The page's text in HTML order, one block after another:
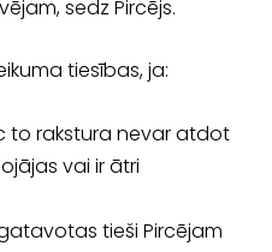
sedz Pircējs.
tiesības, ja:
to rakstura nevar atdot
vai ir ātri
tieši Pircējam